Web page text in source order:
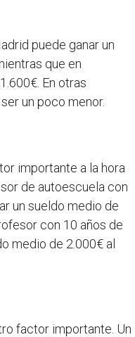
puede ganar un
que en
En otras
un poco menor.
importante a la hora
de autoescuela con
un sueldo medio de
con 10 años de
medio de 2.000€ al
factor importante. Un